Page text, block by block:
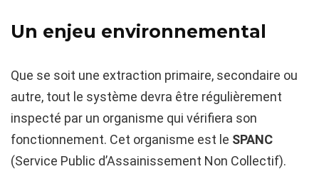
Un enjeu environnemental
Que se soit une extraction primaire, secondaire ou
autre, tout le système devra être régulièrement
inspecté par un organisme qui vérifiera son
fonctionnement. Cet organisme est le SPANC
(Service Public d’Assainissement Non Collectif).